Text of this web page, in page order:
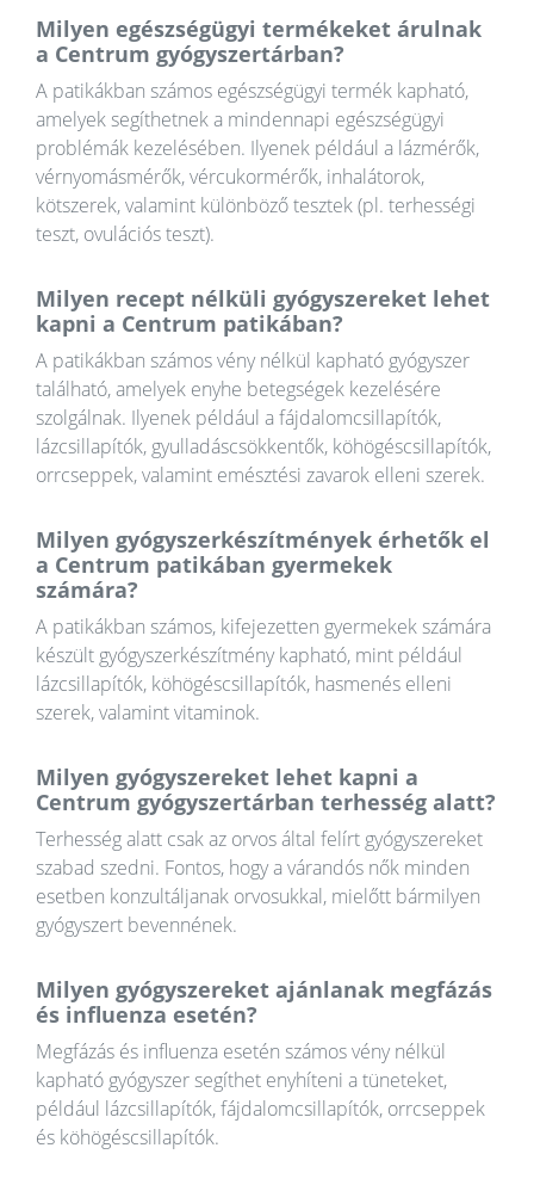
Milyen egészségügyi termékeket árulnak
a Centrum gyógyszertárban?
A patikákban számos egészségügyi termék kapható,
amelyek segíthetnek a mindennapi egészségügyi
problémák kezelésében. Ilyenek például a lázmérők,
vérnyomásmérők, vércukormérők, inhalátorok,
kötszerek, valamint különböző tesztek (pl. terhességi
teszt, ovulációs teszt).
Milyen recept nélküli gyógyszereket lehet
kapni a Centrum patikában?
A patikákban számos vény nélkül kapható gyógyszer
található, amelyek enyhe betegségek kezelésére
szolgálnak. Ilyenek például a fájdalomcsillapítók,
lázcsillapítók, gyulladáscsökkentők, köhögéscsillapítók,
orrcseppek, valamint emésztési zavarok elleni szerek.
Milyen gyógyszerkészítmények érhetők el
a Centrum patikában gyermekek
számára?
A patikákban számos, kifejezetten gyermekek számára
készült gyógyszerkészítmény kapható, mint például
lázcsillapítók, köhögéscsillapítók, hasmenés elleni
szerek, valamint vitaminok.
Milyen gyógyszereket lehet kapni a
Centrum gyógyszertárban terhesség alatt?
Terhesség alatt csak az orvos által felírt gyógyszereket
szabad szedni. Fontos, hogy a várandós nők minden
esetben konzultáljanak orvosukkal, mielőtt bármilyen
gyógyszert bevennének.
Milyen gyógyszereket ajánlanak megfázás
és influenza esetén?
Megfázás és influenza esetén számos vény nélkül
kapható gyógyszer segíthet enyhíteni a tüneteket,
például lázcsillapítók, fájdalomcsillapítók, orrcseppek
és köhögéscsillapítók.